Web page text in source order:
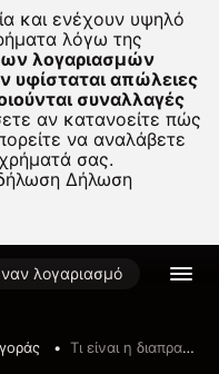
και ενέχουν υψηλό
λόγω της
λογαριασμών
απώλειες
συναλλαγές
αν κατανοείτε πώς
να αναλάβετε
σας.
Δήλωση
λογαριασμό
Τι είναι η διαπραγμάτευση δεικτών